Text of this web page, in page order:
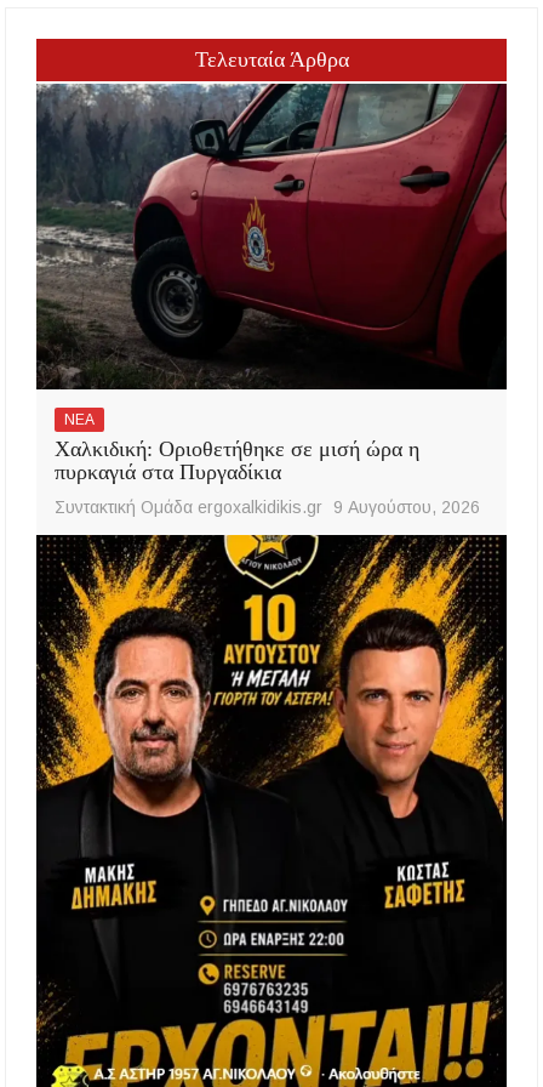
Τελευταία Άρθρα
ΝΕΑ
Χαλκιδική: Οριοθετήθηκε σε μισή ώρα η
πυρκαγιά στα Πυργαδίκια
Συντακτική Ομάδα ergoxalkidikis.gr 9 Αυγούστου, 2026